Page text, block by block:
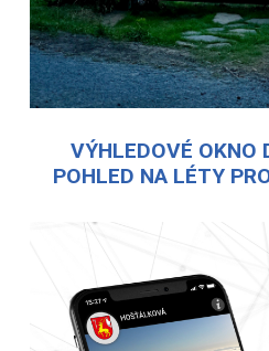
VÝHLEDOVÉ OKNO
POHLED NA LÉTY